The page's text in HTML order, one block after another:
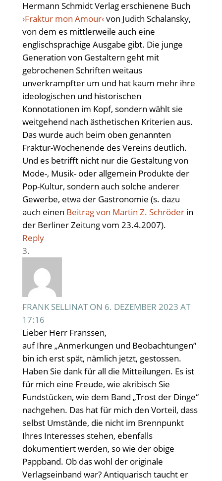
Hermann Schmidt Verlag erschienene Buch
›Fraktur mon Amour‹von Judith Schalansky,
von dem es mittlerweile auch eine
englischsprachige Ausgabe gibt. Die junge
Generation von Gestaltern geht mit
gebrochenen Schriften weitaus
unverkrampfter um und hat kaum mehr ihre
ideologischen und historischen
Konnotationen im Kopf, sondern wählt sie
weitgehend nach ästhetischen Kriterien aus.
Das wurde auch beim oben genannten
Fraktur-Wochenende des Vereins deutlich.
Und es betrifft nicht nur die Gestaltung von
Mode-, Musik- oder allgemein Produkte der
Pop-Kultur, sondern auch solche anderer
Gewerbe, etwa der Gastronomie (s. dazu
auch einen Beitrag von Martin Z. Schröderin
der Berliner Zeitung vom 23.4.2007).
Reply
FRANK SELLINAT ON 6. DEZEMBER 2023 AT
17:16
Lieber Herr Franssen,
auf Ihre „Anmerkungen und Beobachtungen“
bin ich erst spät, nämlich jetzt, gestossen.
Haben Sie dank für all die Mitteilungen. Es ist
für mich eine Freude, wie akribisch Sie
Fundstücken, wie dem Band „Trost der Dinge“
nachgehen. Das hat für mich den Vorteil, dass
selbst Umstände, die nicht im Brennpunkt
Ihres Interesses stehen, ebenfalls
dokumentiert werden, so wie der obige
Pappband. Ob das wohl der originale
Verlagseinband war? Antiquarisch taucht er